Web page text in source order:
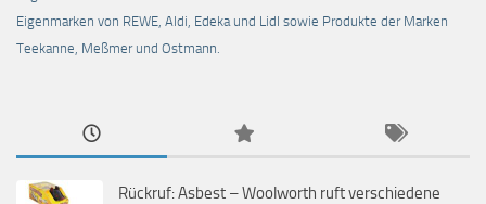
Eigenmarken von REWE, Aldi, Edeka und Lidl sowie Produkte der Marken
Teekanne, Meßmer und Ostmann.
Rückruf: Asbest – Woolworth ruft verschiedene